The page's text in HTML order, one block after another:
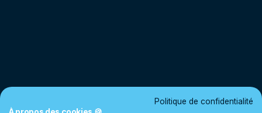
Politique de confidentialité